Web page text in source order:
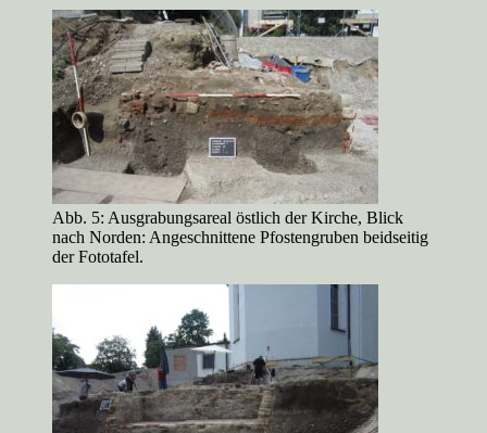
Abb. 5: Ausgrabungsareal östlich der Kirche, Blick
nach Norden: Angeschnittene Pfostengruben beidseitig
der Fototafel.